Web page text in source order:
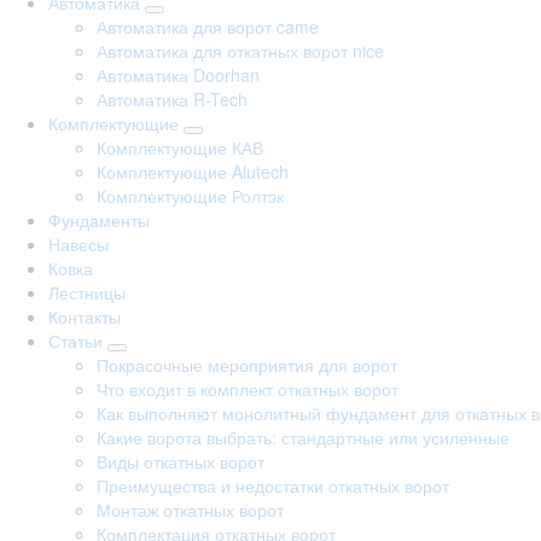
Автоматика для ворот came
Автоматика для откатных ворот nice
Автоматика Doorhan
Автоматика R-Tech
Комплектующие
Комплектующие КАВ
Комплектующие Alutech
Комплектующие Ролтэк
Фундаменты
Навесы
Ковка
Лестницы
Контакты
Статьи
Покрасочные мероприятия для ворот
Что входит в комплект откатных ворот
Как выполняют монолитный фундамент для откатных
Какие ворота выбрать: стандартные или усиленные
Виды откатных ворот
Преимущества и недостатки откатных ворот
Монтаж откатных ворот
Комплектация откатных ворот